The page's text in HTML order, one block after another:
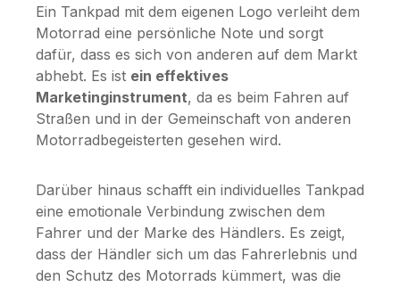
Ein Tankpad mit dem eigenen Logo verleiht dem
Motorrad eine persönliche Note und sorgt
dafür, dass es sich von anderen auf dem Markt
abhebt. Es ist ein effektives
Marketinginstrument, da es beim Fahren auf
Straßen und in der Gemeinschaft von anderen
Motorradbegeisterten gesehen wird.
Darüber hinaus schafft ein individuelles Tankpad
eine emotionale Verbindung zwischen dem
Fahrer und der Marke des Händlers. Es zeigt,
dass der Händler sich um das Fahrerlebnis und
den Schutz des Motorrads kümmert, was die